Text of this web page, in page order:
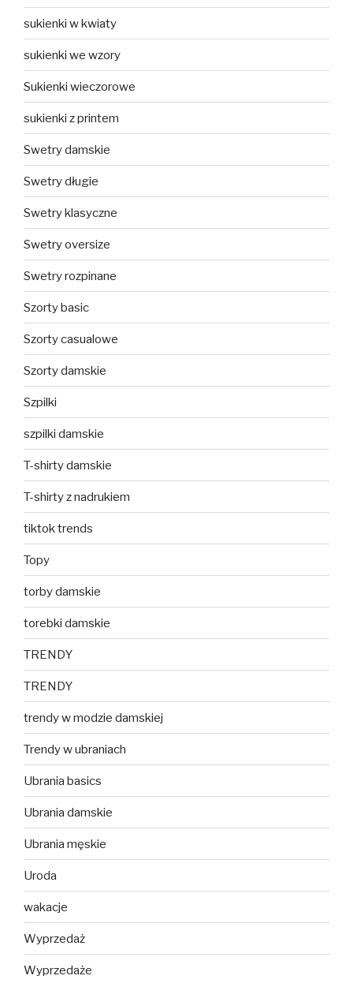
sukienki w kwiaty
sukienki we wzory
Sukienki wieczorowe
sukienki z printem
Swetry damskie
Swetry długie
Swetry klasyczne
Swetry oversize
Swetry rozpinane
Szorty basic
Szorty casualowe
Szorty damskie
Szpilki
szpilki damskie
T-shirty damskie
T-shirty z nadrukiem
tiktok trends
Topy
torby damskie
torebki damskie
TRENDY
TRENDY
trendy w modzie damskiej
Trendy w ubraniach
Ubrania basics
Ubrania damskie
Ubrania męskie
Uroda
wakacje
Wyprzedaż
Wyprzedaże